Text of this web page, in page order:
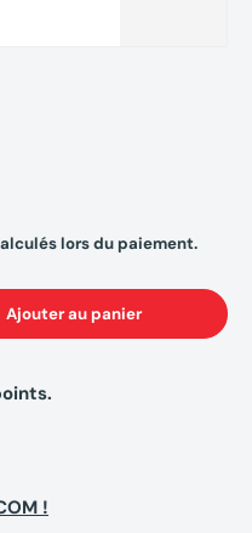
lors du paiement.
Ajouter au panier
!